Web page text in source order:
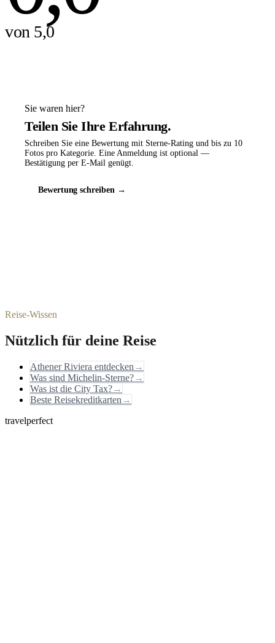
von 5,0
Sie waren hier?
Teilen Sie Ihre Erfahrung.
Schreiben Sie eine Bewertung mit Sterne-Rating und bis zu 10
Fotos pro Kategorie. Eine Anmeldung ist optional —
Bestätigung per E-Mail genügt.
Bewertung schreiben →
Reise-Wissen
Nützlich für deine Reise
Athener Riviera entdecken →
Was sind Michelin-Sterne?→
Was ist die City Tax?→
Beste Reisekreditkarten →
travelperfect